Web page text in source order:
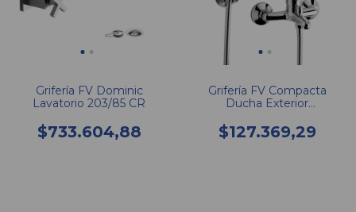
Grifería FV Dominic
Lavatorio 203/85 CR
$733.604,88
Grifería FV Compacta
Ducha Exterior
$127.369,29